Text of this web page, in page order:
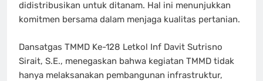
didistribusikan untuk ditanam. Hal ini menunjukkan
komitmen bersama dalam menjaga kualitas pertanian.
Dansatgas TMMD Ke-128 Letkol Inf Davit Sutrisno
Sirait, S.E., menegaskan bahwa kegiatan TMMD tidak
hanya melaksanakan pembangunan infrastruktur,